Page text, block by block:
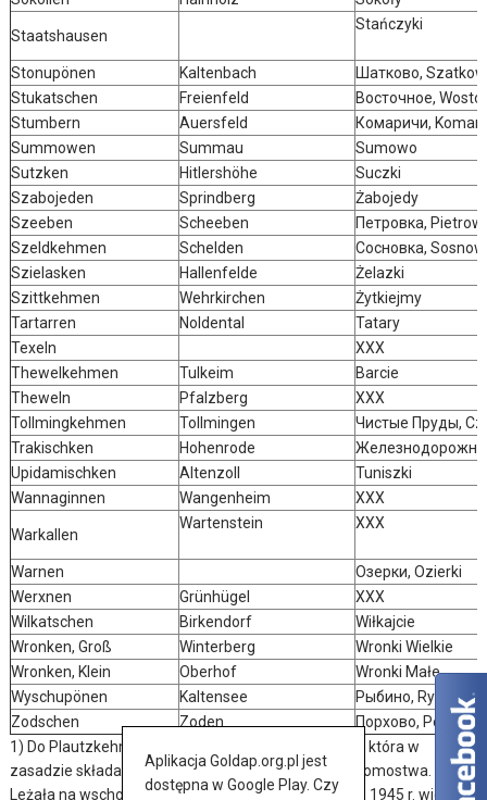
Staatshausen
Stańczyki
Stonupönen Kaltenbach
Шатково,
Stukatschen
Freienfeld
Восточное,
Stumbern
Auersfeld
Комаричи,
Summowen
Summau
Sumowo
Sutzken
Hitlershöhe
Suczki
Szabojeden
Sprindberg
Żabojedy
Szeeben
Scheeben
Петровка,
Szeldkehmen
Schelden
Сосновка,
Szielasken
Hallenfelde
Żelazki
Szittkehmen
Wehrkirchen
Żytkiejmy
Tartarren
Noldental
Tatary
Texeln
XXX
Thewelkehmen
Tulkeim
Barcie
Theweln
Pfalzberg
XXX
Tollmingkehmen
Tollmingen
Чистые Пруды,
Trakischken
Hohenrode
Upidamischken
Altenzoll
Tuniszki
Wannaginnen
Wangenheim XXX
Warkallen
Wartenstein XXX
Warnen
Озерки, Ozierki
Werxnen
Grünhügel
XXX
Wilkatschen
Birkendorf
Wiłkajcie
Wronken, Groß
Winterberg
Wronki Wielkie
Wronken, Klein
Oberhof
Wronki Małe
Wyschupönen
Kaltensee
Рыбино, Rybino
Zodschen
Zoden
Порхово,
1) Do Plautzkehmen należała do 1945 r. wieś Warlin, która w
zasadzie składała się tylko z jednego niewielkiego domostwa.
Leżała na wschodnich obrzeżach Plautzkehmen. Po 1945 r. wieś
Aplikacja Goldap.org.pl jest
dostępna w Google Play. Czy